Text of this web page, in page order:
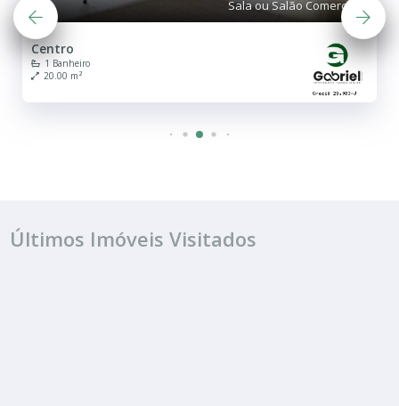
R$ 800
Sala ou Salão Comercial
1 Banheiro